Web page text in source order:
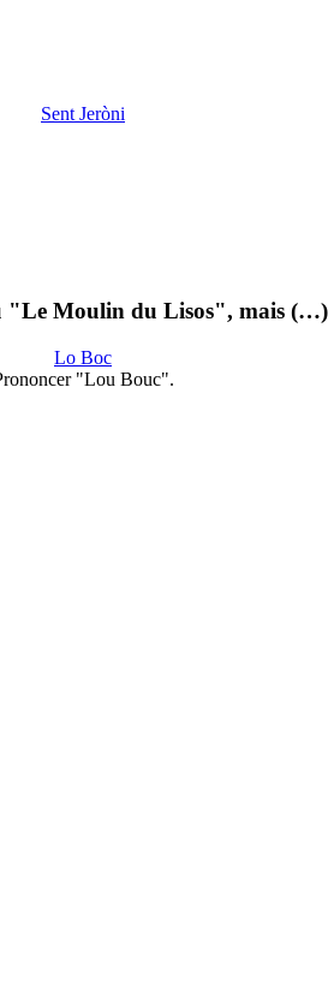
Sent Jeròni
"Le Moulin du Lisos", mais (…)
Lo Boc
"Lou Bouc".